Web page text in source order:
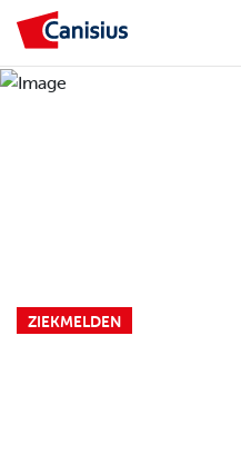
ZIEKMELDEN